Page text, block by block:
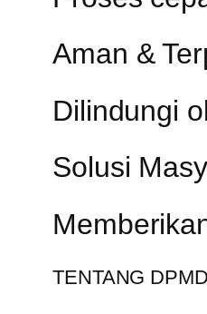
Aman &
Dilindungi
Solusi
TENTANG DPMD